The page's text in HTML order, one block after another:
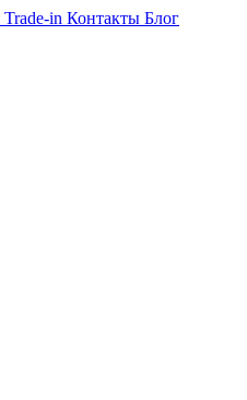
Trade-in Контакты Блог